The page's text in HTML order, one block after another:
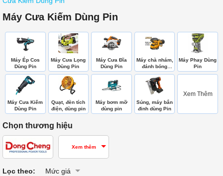
Máy Cưa Kiếm Dùng Pin
Máy Ép Cos
Dùng Pin
Máy Cưa Lọng
Dùng Pin
Máy Cưa Đĩa
Dùng Pin
Máy chà nhám,
đánh bóng
dùng Pin
Máy Phay Dùng
Pin
Máy Cưa Kiếm
Dùng Pin
Quạt, đèn tích
điện, dùng pin
Máy bơm mỡ
dùng pin
Súng, máy bắn
đinh dùng Pin
Xem Thêm
Chọn thương hiệu
Xem thêm
Lọc theo: Mức giá